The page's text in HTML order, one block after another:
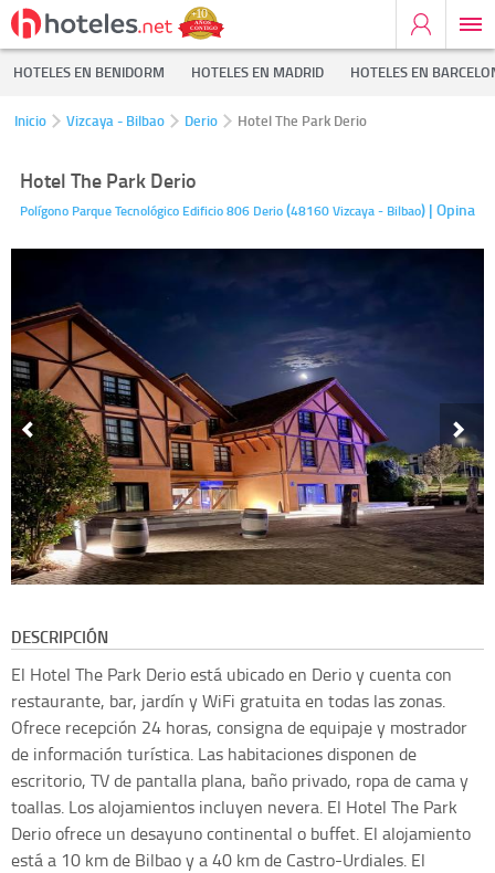
HOTELES EN BENIDORM HOTELES EN MADRID HOTELES EN
Inicio Vizcaya - Bilbao Derio Hotel The Park Derio
Hotel The Park Derio
Polígono Parque Tecnológico Edificio 806 Derio(48160Vizcaya - Bilbao) | Opina
DESCRIPCIÓN
El Hotel The Park Derio está ubicado en Derio y cuenta con
restaurante, bar, jardín y WiFi gratuita en todas las zonas.
Ofrece recepción 24 horas, consigna de equipaje y mostrador
de información turística. Las habitaciones disponen de
escritorio, TV de pantalla plana, baño privado, ropa de cama y
toallas. Los alojamientos incluyen nevera. El Hotel The Park
Derio ofrece un desayuno continental o buffet. El alojamiento
está a 10 km de Bilbao y a 40 km de Castro-Urdiales. El